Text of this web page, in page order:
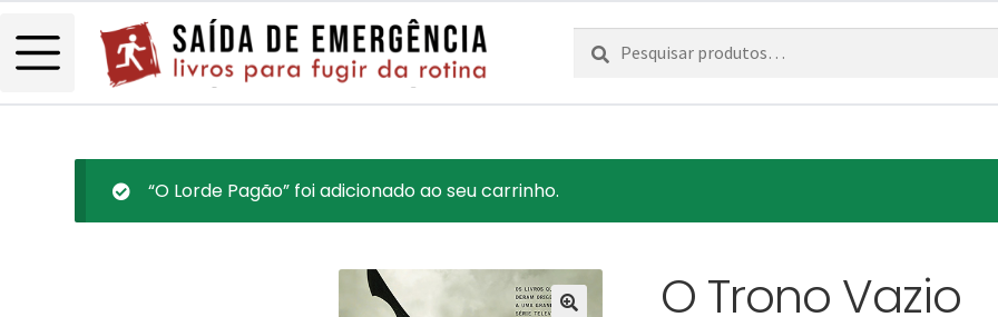
Pesquisar
por:
Pesquisa
“O Lorde Pagão” foi adicionado ao seu carrinho.
O Trono Vazio